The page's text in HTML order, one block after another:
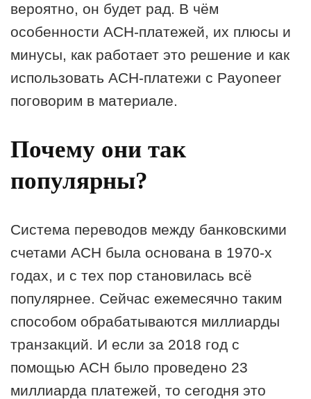
вероятно, он будет рад. В чём
особенности АСН-платежей, их плюсы и
минусы, как работает это решение и как
использовать АСН-платежи с Payoneer
поговорим в материале.
Почему они так
популярны?
Система переводов между банковскими
счетами АСН была основана в 1970-х
годах, и с тех пор становилась всё
популярнее. Сейчас ежемесячно таким
способом обрабатываются миллиарды
транзакций. И если за 2018 год с
помощью АСН было проведено 23
миллиарда платежей, то сегодня это